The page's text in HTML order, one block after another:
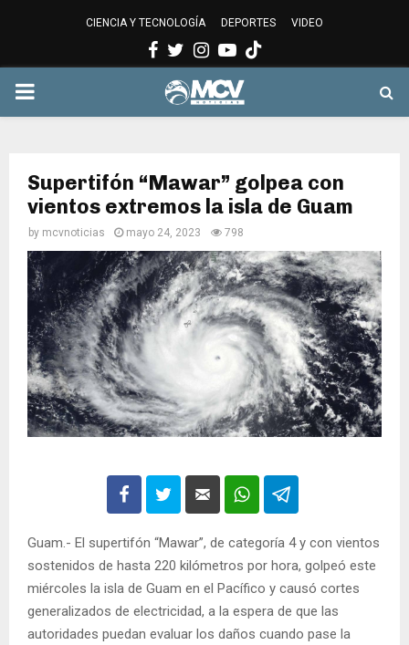
CIENCIA Y TECNOLOGÍA DEPORTES VIDEO
Facebook
Twitter
Instagram
Youtube
PRIMARY
Supertifón “Mawar” golpea con
vientos extremos la isla de Guam
by mcvnoticias mayo 24, 2023 798
Guam.- El supertifón “Mawar”, de categoría 4 y con vientos
sostenidos de hasta 220 kilómetros por hora, golpeó este
miércoles la isla de Guam en el Pacífico y causó cortes
generalizados de electricidad, a la espera de que las
autoridades puedan evaluar los daños cuando pase la